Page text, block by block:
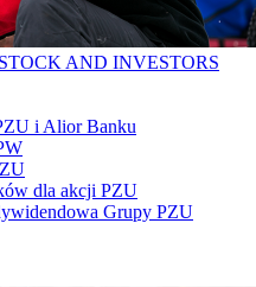
STOCK AND INVESTORS
i Alior Banku
dla akcji PZU
Grupy PZU